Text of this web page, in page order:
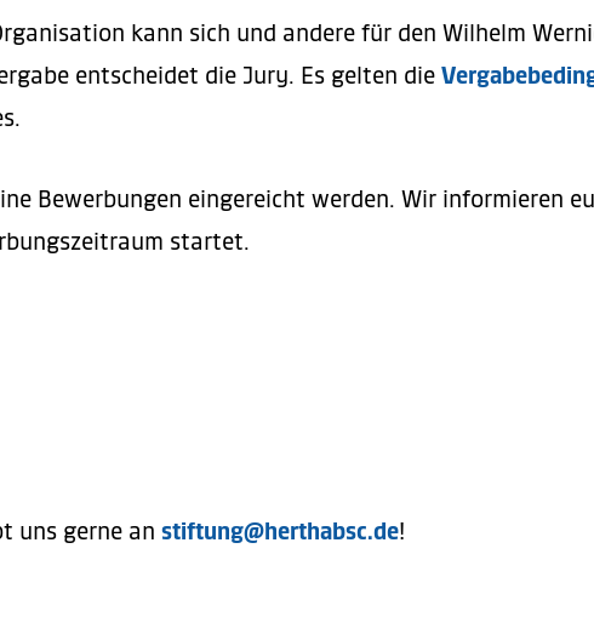
hier .
Lernzentrum
& Direktor Marketing und Vertrieb
& GF IMPCT gGmbH)
Staatsoper Berlin)
GmbH)
GIRLS*)
kann sich und andere für den Wilhelm
entscheidet die Jury. Es gelten die
Bewerbungen eingereicht werden. Wir informieren
startet.
uns gerne an stiftung@herthabsc.de!